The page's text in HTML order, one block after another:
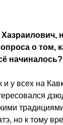
о том,
начиналось?
у всех на
но к тому